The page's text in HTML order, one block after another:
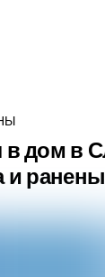
дом в
и